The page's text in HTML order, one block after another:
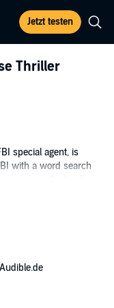
Jetzt testen
Thriller
special agent, is
with a word search
sense. And unless
and Movie Reviews,
new series by #1
Pierce, whose